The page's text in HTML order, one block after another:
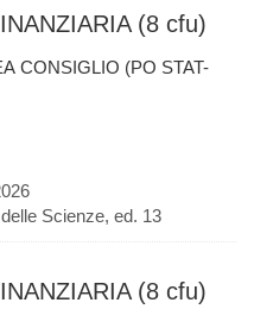
(8 cfu)
CONSIGLIO (PO STAT-
Scienze, ed. 13
(8 cfu)